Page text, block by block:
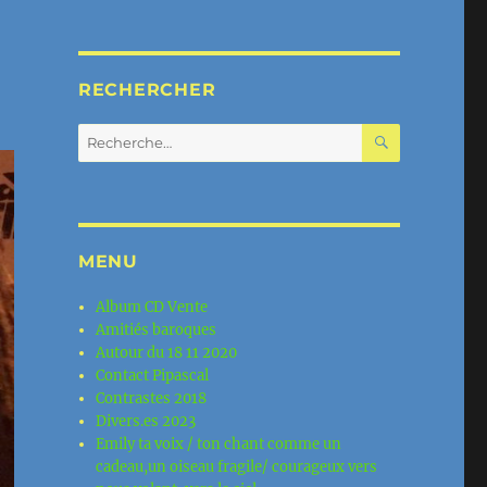
RECHERCHER
Recherche
pour :
MENU
Album CD Vente
Amitiés baroques
Autour du 18 11 2020
Contact Pipascal
Contrastes 2018
Divers.es 2023
Emily ta voix / ton chant comme un
cadeau,un oiseau fragile/ courageux vers